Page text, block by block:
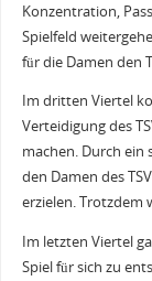
Konzentration,
Spielfeld
für die Damen den
Im dritten Viertel
Verteidigung des
machen. Durch ein
den Damen des
erzielen. Trotzdem
Im letzten Viertel
Spiel für sich zu